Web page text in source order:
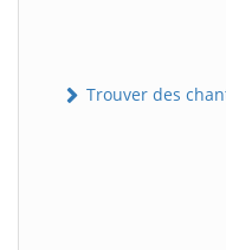
Trouver des